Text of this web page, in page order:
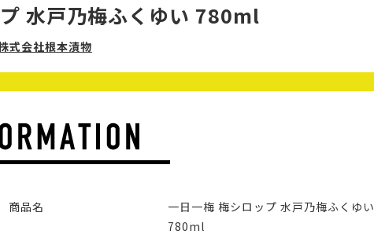
水戸乃梅ふくゆい 780ml
式会社根本漬物
商品名
一日一梅 梅シロップ 水戸乃梅ふくゆい
780ml